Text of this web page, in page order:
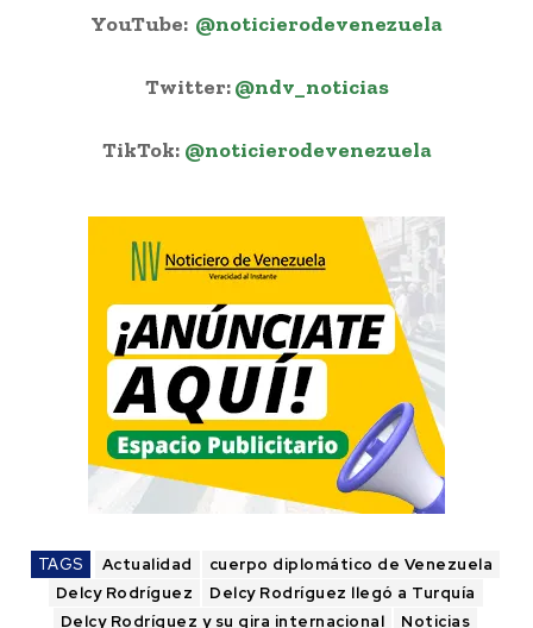
YouTube: @noticierodevenezuela
Twitter:@ndv_noticias
TikTok: @noticierodevenezuela
TAGS Actualidad
cuerpo diplomático de Venezuela
Delcy Rodríguez
Delcy Rodríguez llegó a Turquía
Delcy Rodríguez y su gira internacional
Noticias